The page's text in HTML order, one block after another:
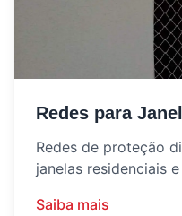
Redes para
Redes de proteção
janelas residenciais
Saiba mais